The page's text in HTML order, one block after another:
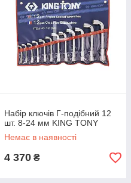
Набір ключів Г-подібний 12
шт. 8-24 мм KING TONY
Немає в наявності
4 370 ₴